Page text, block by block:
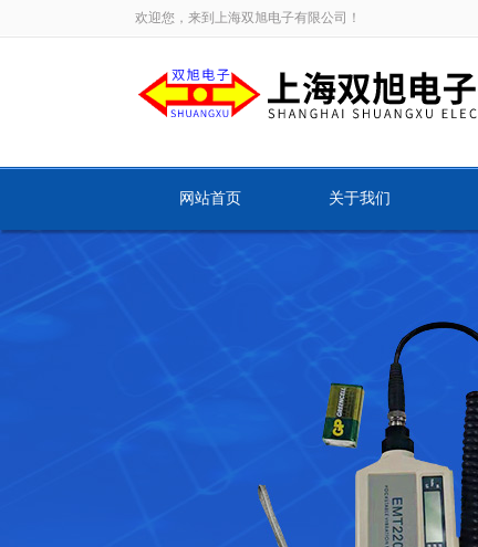
欢迎您，来到上海双旭电子有限公司！
网站首页 关于我们